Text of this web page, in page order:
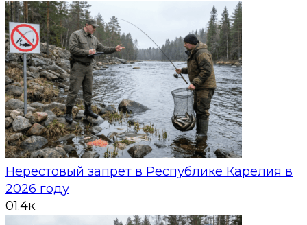
Нерестовый запрет в Республике Карелия в
2026 году
01.4к.